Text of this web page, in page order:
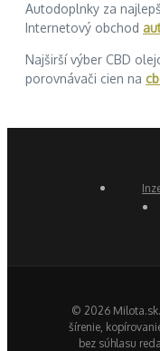
Autodoplnky za
Internetový obchod
Najširší výber CBD
porovnávači cien na
© 2026 Milota.sk.
šírenie,
bez súhlasu